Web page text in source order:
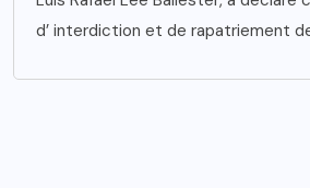
d’ interdiction et de rapatriement